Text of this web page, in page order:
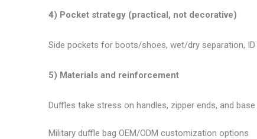
4) Pocket strategy (practical, not decorative)
Side pockets for boots/shoes, wet/dry separation,
5) Materials and reinforcement
Duffles take stress on handles, zipper ends, and
Military duffle bag OEM/ODM customization options